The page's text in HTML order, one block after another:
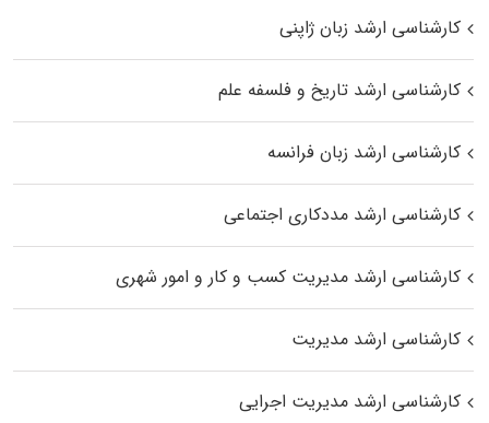
کارشناسی ارشد زبان ژاپنی
کارشناسی ارشد تاریخ و فلسفه علم
کارشناسی ارشد زبان فرانسه
کارشناسی ارشد مددکاری اجتماعی
کارشناسی ارشد مدیریت کسب و کار و امور شهری
کارشناسی ارشد مدیریت
کارشناسی ارشد مدیریت اجرایی